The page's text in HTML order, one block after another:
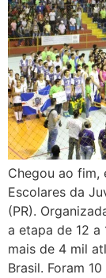
Chegou ao fim,
Escolares da
(PR).
a etapa de 12 a
mais de 4 mil
Brasil. Foram